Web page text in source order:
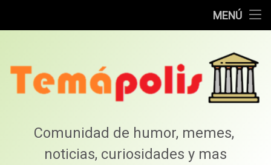
MENÚ
Lista de Megapost
Tabla de puntos
Comunidad de humor, memes,
noticias, curiosidades y mas